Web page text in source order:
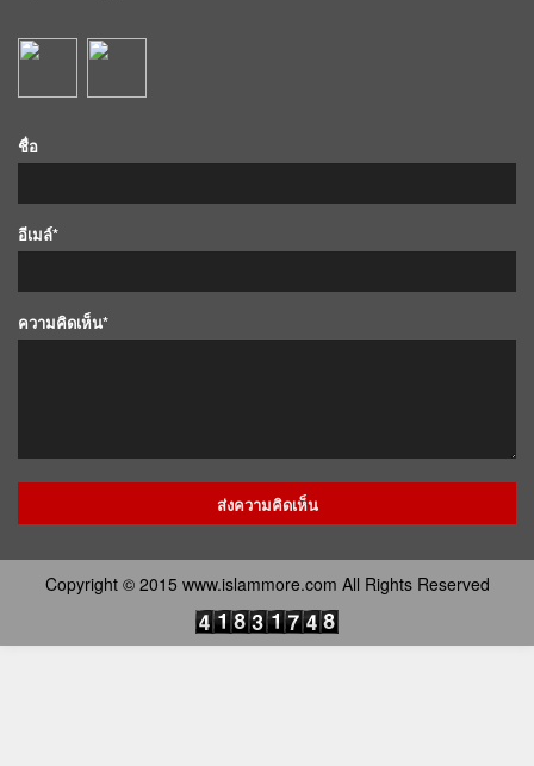
ชื่อ
อีเมล์*
ความคิดเห็น*
Copyright © 2015 www.islammore.com All Rights Reserved